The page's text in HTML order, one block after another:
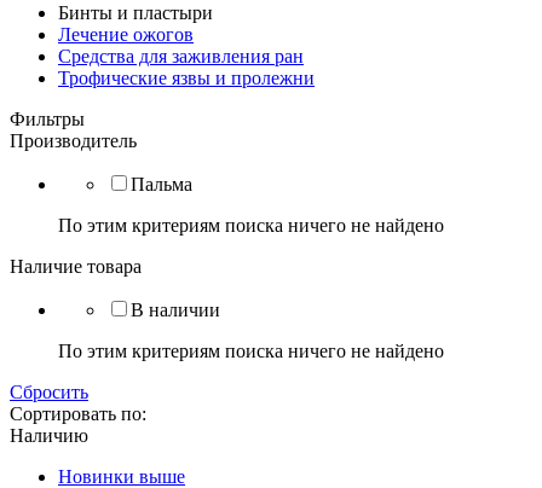
Бинты и пластыри
Лечение ожогов
Средства для заживления ран
Трофические язвы и пролежни
Фильтры
Производитель
Пальма
По этим критериям поиска ничего не найдено
Наличие товара
В наличии
По этим критериям поиска ничего не найдено
Сбросить
Сортировать по:
Наличию
Новинки выше